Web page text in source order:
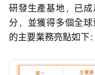
研發生產基地，已
分，並獲得多個全
的主要業務亮點如下：